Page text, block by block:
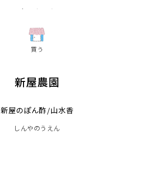
買う
新屋農園
新屋のぽん酢/山水香
しんやのうえん